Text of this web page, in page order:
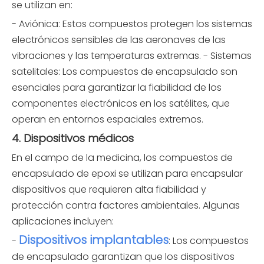
se utilizan en:
- Aviónica: Estos compuestos protegen los sistemas
electrónicos sensibles de las aeronaves de las
vibraciones y las temperaturas extremas. - Sistemas
satelitales: Los compuestos de encapsulado son
esenciales para garantizar la fiabilidad de los
componentes electrónicos en los satélites, que
operan en entornos espaciales extremos.
4. Dispositivos médicos
En el campo de la medicina, los compuestos de
encapsulado de epoxi se utilizan para encapsular
dispositivos que requieren alta fiabilidad y
protección contra factores ambientales. Algunas
aplicaciones incluyen:
- Dispositivos implantables: Los compuestos
de encapsulado garantizan que los dispositivos